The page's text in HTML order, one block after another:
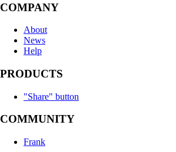
COMPANY
About
News
Help
PRODUCTS
"Share" button
COMMUNITY
Frank